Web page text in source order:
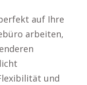
auf Ihre
arbeiten,
und